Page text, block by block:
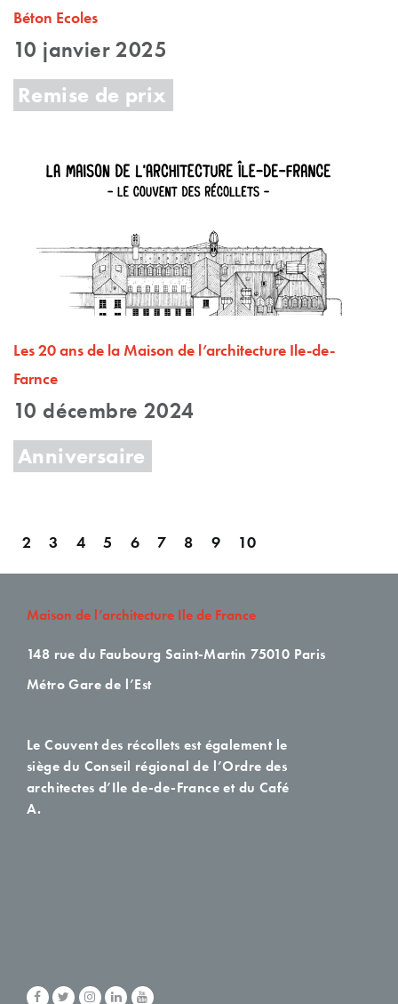
Béton Ecoles
10 janvier 2025
Remise de prix
Les 20 ans de la Maison de l’architecture Ile-de-
Farnce
10 décembre 2024
Anniversaire
2 3 4 5 6 7 8 9 10
Maison de l’architecture Ile de France
148 rue du Faubourg Saint-Martin 75010 Paris
Métro Gare de l’Est
Le Couvent des récollets est également le
siège du Conseil régional de l’Ordre des
architectes d’Ile de-de-France et du Café
A.